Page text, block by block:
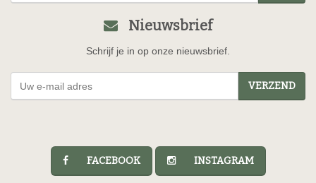
Nieuwsbrief
Schrijf je in op onze nieuwsbrief.
VERZEND
FACEBOOK INSTAGRAM